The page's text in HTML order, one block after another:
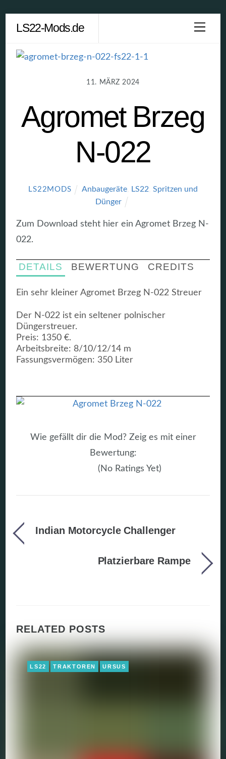
content
LS22-Mods.de
11. MÄRZ 2024
Agromet Brzeg
N-022
LS22MODS Anbaugeräte, LS22 Spritzen und
Dünger
Zum Download steht hier ein Agromet Brzeg N-
022.
DETAILS BEWERTUNG CREDITS
Ein sehr kleiner Agromet Brzeg N-022 Streuer
Der N-022 ist ein seltener polnischer
Düngerstreuer.
Preis: 1350 €.
Arbeitsbreite: 8/10/12/14 m
Fassungsvermögen: 350 Liter
Wie gefällt dir die Mod? Zeig es mit einer
Bewertung:
(No Ratings Yet)
Indian Motorcycle Challenger
Platzierbare Rampe
RELATED POSTS
LS22 TRAKTOREN URSUS